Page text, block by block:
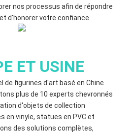
nos processus afin de répondre
d'honorer votre confiance.
ET USINE
de figurines d'art basé en Chine
plus de 10 experts chevronnés
d'objets de collection
en vinyle, statues en PVC et
des solutions complètes,